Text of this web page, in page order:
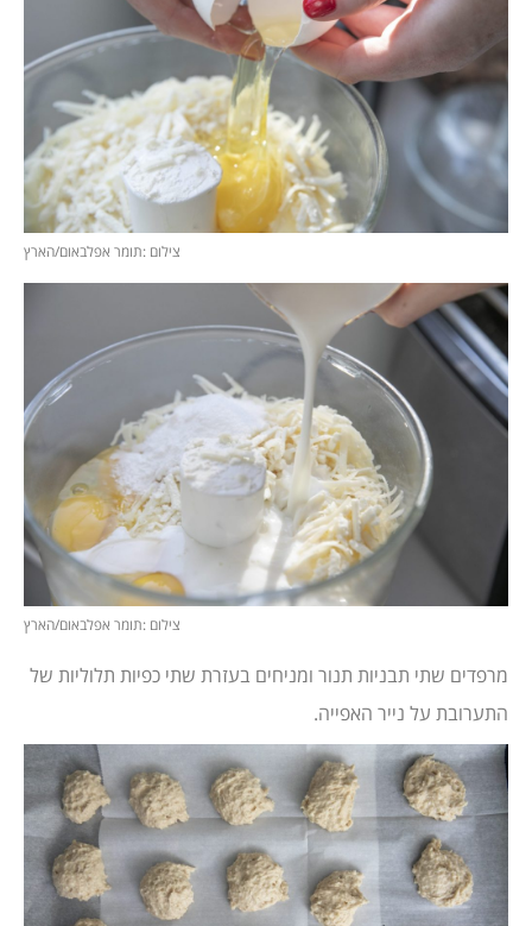
צילום :תומר אפלבאום/הארץ
צילום :תומר אפלבאום/הארץ
מרפדים שתי תבניות תנור ומניחים בעזרת שתי כפיות תלוליות של
התערובת על נייר האפייה.